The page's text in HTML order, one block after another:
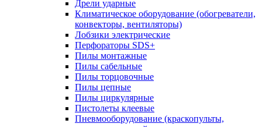
Дрели ударные
Климатическое оборудование (обогреватели,
конвекторы, вентиляторы)
Лобзики электрические
Перфораторы SDS+
Пилы монтажные
Пилы сабельные
Пилы торцовочные
Пилы цепные
Пилы циркулярные
Пистолеты клеевые
Пневмооборудование (краскопульты,